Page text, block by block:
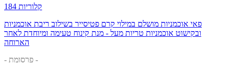
184 קלוריות
פאי אוכמניות מושלם במילוי קרם פטיסייר בשילוב ריבת אוכמניות
ובקישוט אוכמניות טריות מעל - מנת קינוח טעימה ומיוחדת לאחר
הארוחה
- פרסומת -